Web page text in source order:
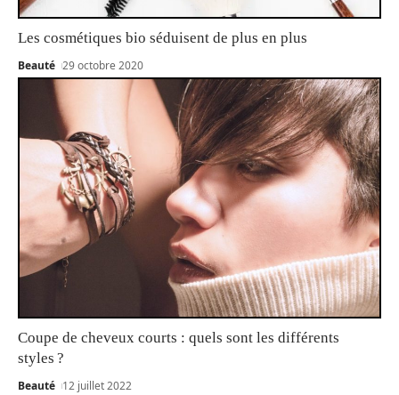
Les cosmétiques bio séduisent de plus en plus
Beauté 29 octobre 2020
Coupe de cheveux courts : quels sont les différents
styles ?
Beauté 12 juillet 2022